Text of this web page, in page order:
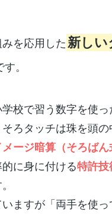
を応用した 新しい
す。
校で習う数字を使っ
ろタッチは珠を頭
メージ暗算（そろばん
に身に付ける特許技
ますが「両手を使っ